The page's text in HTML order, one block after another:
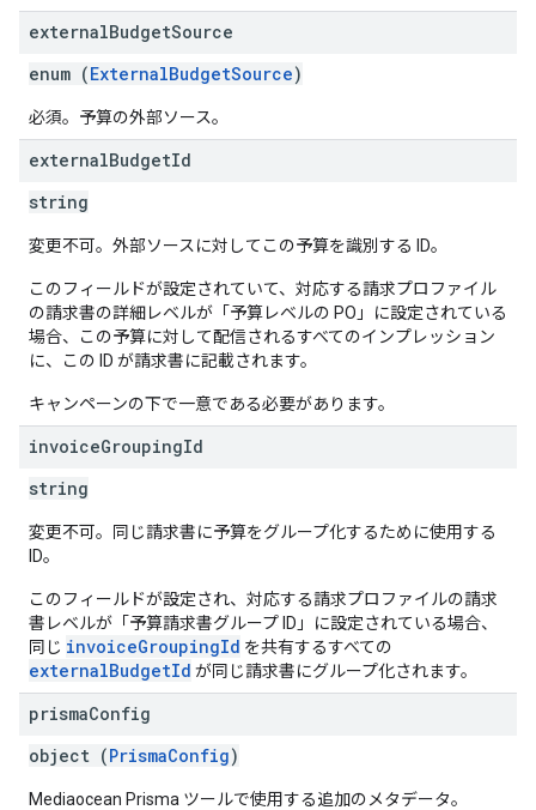
externalBudgetSource
enum (ExternalBudgetSource)
必須。予算の外部ソース。
externalBudgetId
string
変更不可。外部ソースに対してこの予算を識別する ID。
このフィールドが設定されていて、対応する請求プロファイル
の請求書の詳細レベルが「予算レベルの PO」に設定されている
場合、この予算に対して配信されるすべてのインプレッション
に、この ID が請求書に記載されます。
キャンペーンの下で一意である必要があります。
invoiceGroupingId
string
変更不可。同じ請求書に予算をグループ化するために使用する
ID。
このフィールドが設定され、対応する請求プロファイルの請求
書レベルが「予算請求書グループ ID」に設定されている場合、
同じ invoiceGroupingId を共有するすべての
externalBudgetId が同じ請求書にグループ化されます。
prismaConfig
object (PrismaConfig)
Mediaocean Prisma ツールで使用する追加のメタデータ。